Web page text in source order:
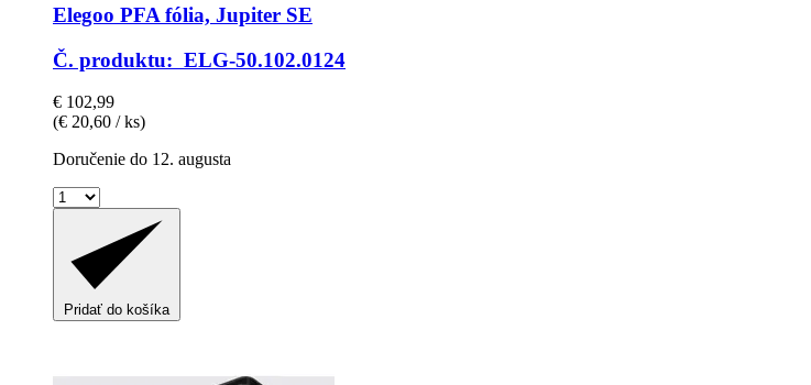
Elegoo PFA fólia, Jupiter SE
Č. produktu: ELG-50.102.0124
€ 102,99
(€ 20,60 / ks)
Doručenie do 12. augusta
Pridať do košíka